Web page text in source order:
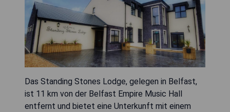
Das Standing Stones Lodge, gelegen in Belfast,
ist 11 km von der Belfast Empire Music Hall
entfernt und bietet eine Unterkunft mit einem